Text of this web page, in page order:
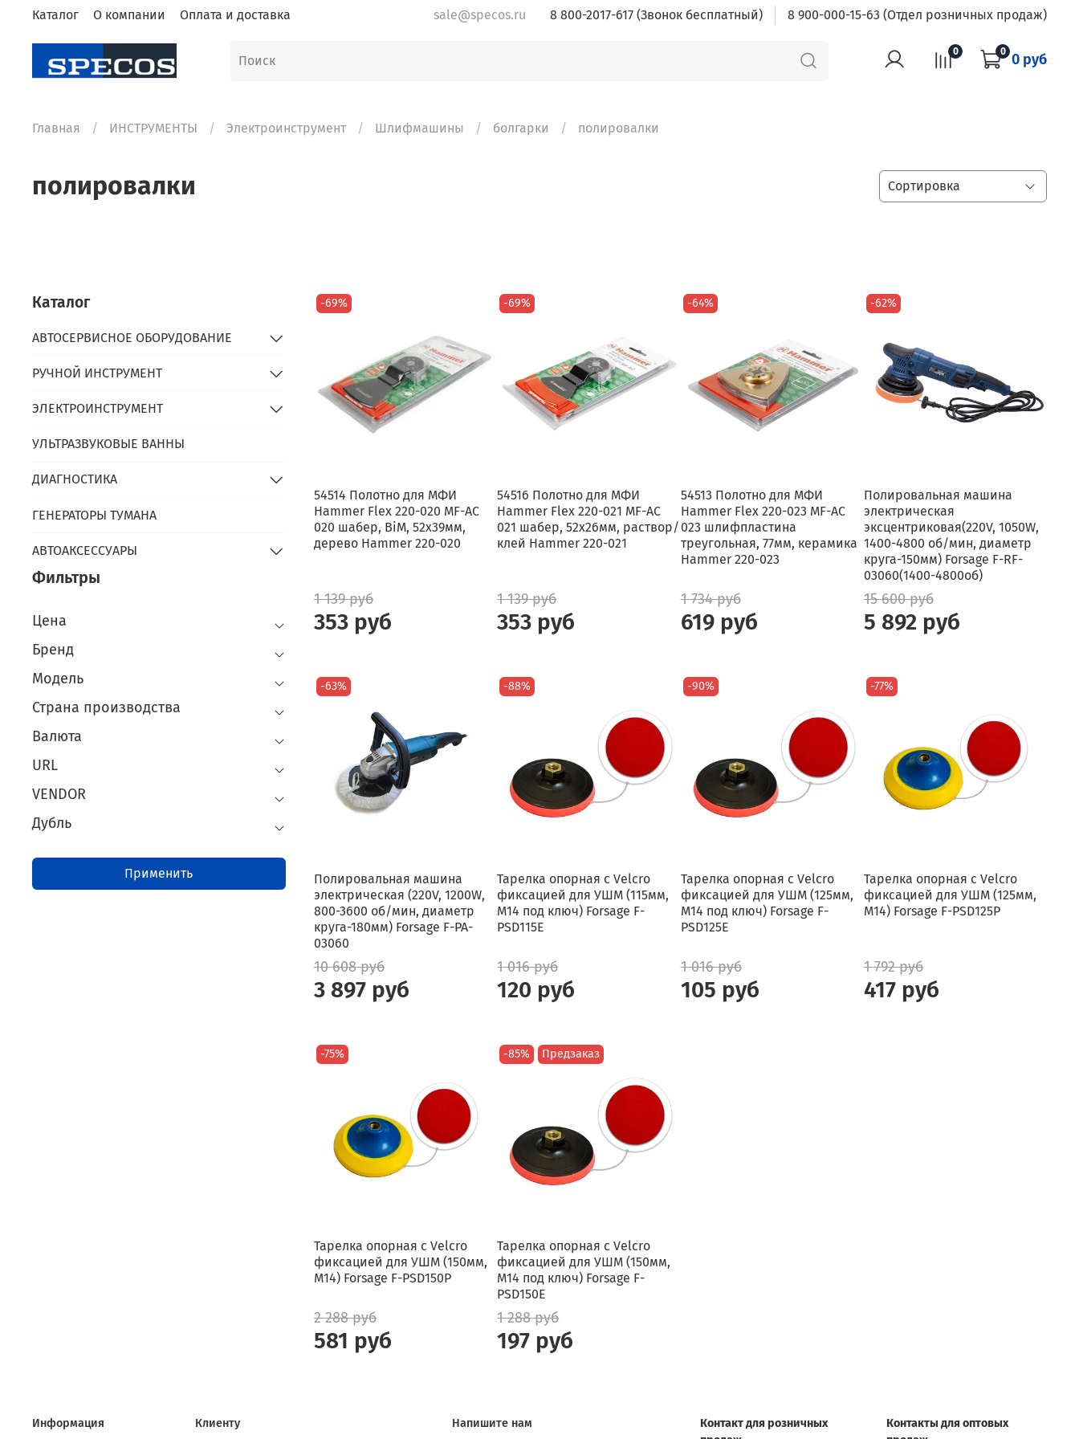
Каталог О компании Оплата и доставка sale@specos.ru 8 800-2017-617 (Звонок бесплатный) 8 900-000-15-63 (Отдел розничных продаж)
0 0 0 руб
Главная ИНСТРУМЕНТЫ Электроинструмент Шлифмашины болгарки полировалки
полировалки
-69%
54514 Полотно для МФИ
Hammer Flex 220-020 MF-AC
020 шабер, BiM, 52x39мм,
дерево Hammer 220-020
1 139 руб
353 руб
-69%
54516 Полотно для МФИ
Hammer Flex 220-021 MF-AC
021 шабер, 52x26мм, раствор/
клей Hammer 220-021
1 139 руб
353 руб
-64%
54513 Полотно для МФИ
Hammer Flex 220-023 MF-AC
023 шлифпластина
треугольная, 77мм, керамика
Hammer 220-023
1 734 руб
619 руб
-62%
Полировальная машина
электрическая
эксцентриковая(220V, 1050W,
1400-4800 об/мин, диаметр
круга-150мм) Forsage F-RF-
03060(1400-4800об)
15 600 руб
5 892 руб
-63%
Полировальная машина
электрическая (220V, 1200W,
800-3600 об/мин, диаметр
круга-180мм) Forsage F-PA-
03060
10 608 руб
3 897 руб
-88%
Тарелка опорная с Velcro
фиксацией для УШМ (115мм,
М14 под ключ) Forsage F-
PSD115E
1 016 руб
120 руб
-90%
Тарелка опорная с Velcro
фиксацией для УШМ (125мм,
М14 под ключ) Forsage F-
PSD125E
1 016 руб
105 руб
-77%
Тарелка опорная с Velcro
фиксацией для УШМ (125мм,
М14) Forsage F-PSD125P
1 792 руб
417 руб
-75%
Тарелка опорная с Velcro
фиксацией для УШМ (150мм,
М14) Forsage F-PSD150P
2 288 руб
581 руб
-85% Предзаказ
Тарелка опорная с Velcro
фиксацией для УШМ (150мм,
М14 под ключ) Forsage F-
PSD150E
1 288 руб
197 руб
Каталог
АВТОСЕРВИСНОЕ ОБОРУДОВАНИЕ
РУЧНОЙ ИНСТРУМЕНТ
ЭЛЕКТРОИНСТРУМЕНТ
УЛЬТРАЗВУКОВЫЕ ВАННЫ
ДИАГНОСТИКА
ГЕНЕРАТОРЫ ТУМАНА
АВТОАКСЕССУАРЫ
Фильтры
Цена
Бренд
Модель
Страна производства
Валюта
URL
VENDOR
Дубль
Применить
Информация Клиенту Напишите нам
Контакт для розничных
Контакты для оптовых